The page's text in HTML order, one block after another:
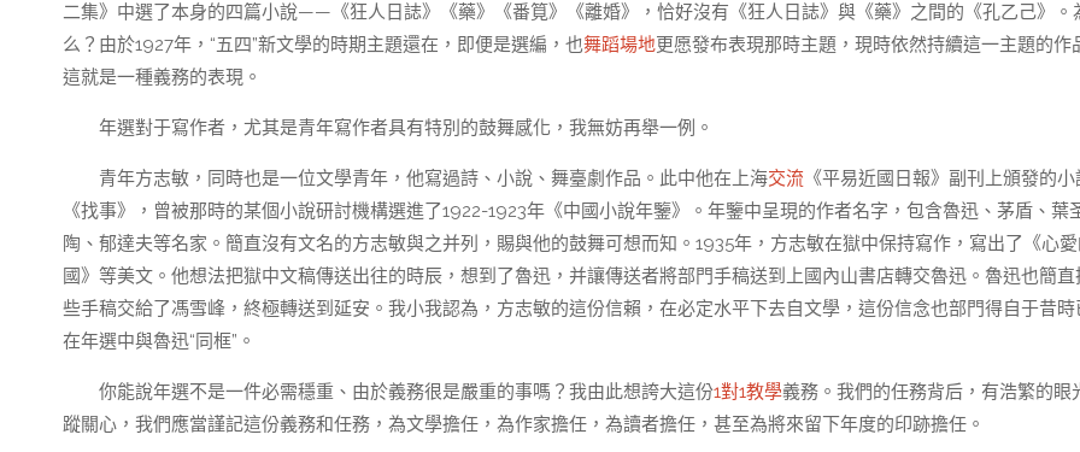
二集》中選了本身的四篇小說——《狂人日誌》《藥》《番筧》《離婚》，恰好沒有《狂人日誌》與《藥》之間的《孔乙己》。
么？由於1927年，“五四”新文學的時期主題還在，即便是選編，也舞蹈場地更愿發布表現那時主題，現時依然持續這一主題的作
這就是一種義務的表現。
年選對于寫作者，尤其是青年寫作者具有特別的鼓舞感化，我無妨再舉一例。
青年方志敏，同時也是一位文學青年，他寫過詩、小說、舞臺劇作品。此中他在上海交流 《平易近國日報》副刊上頒發的小
《找事》，曾被那時的某個小說研討機構選進了1922-1923年《中國小說年鑒》。年鑒中呈現的作者名字，包含魯迅、茅盾、葉
陶、郁達夫等名家。簡直沒有文名的方志敏與之并列，賜與他的鼓舞可想而知。1935年，方志敏在獄中保持寫作，寫出了《心
國》等美文。他想法把獄中文稿傳送出往的時辰，想到了魯迅，并讓傳送者將部門手稿送到上國內山書店轉交魯迅。魯迅也簡直
些手稿交給了馮雪峰，終極轉送到延安。我小我認為，方志敏的這份信賴，在必定水平下去自文學，這份信念也部門得自于昔時
在年選中與魯迅“同框”。
你能說年選不是一件必需穩重、由於義務很是嚴重的事嗎？我由此想誇大這份1對1教學義務。我們的任務背后，有浩繁的眼
蹤關心，我們應當謹記這份義務和任務，為文學擔任，為作家擔任，為讀者擔任，甚至為將來留下年度的印跡擔任。